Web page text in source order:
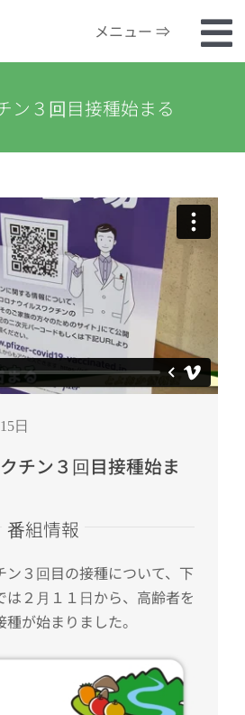
メニュー ⇒
ン３回目接種始まる
日
チン３回目接種始ま
番組情報
ン３回目の接種について、下
は２月１１日から、高齢者を
が始まりました。